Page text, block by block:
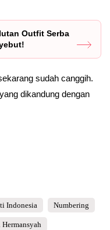
Outfit Serba
sudah canggih.
dikandung dengan
Indonesia Numbering
Hermansyah